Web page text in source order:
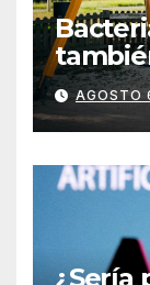
delAGOSTO
¿Sería